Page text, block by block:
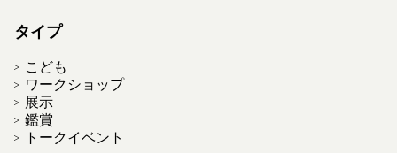
タイプ
こども
ワークショップ
展示
鑑賞
トークイベント